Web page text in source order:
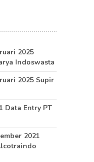
2025
Indoswasta
2025 Supir
Data Entry PT
2021